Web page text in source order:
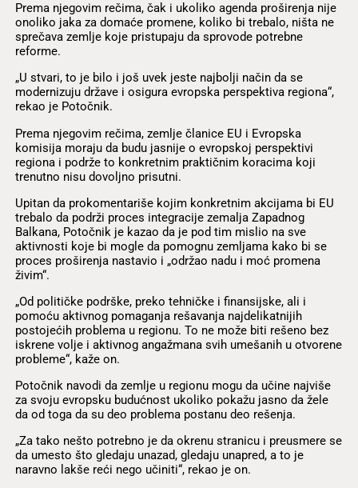
Prema njegovim rečima, čak i ukoliko agenda proširenja nije
onoliko jaka za domaće promene, koliko bi trebalo, ništa ne
sprečava zemlje koje pristupaju da sprovode potrebne
reforme.
„U stvari, to je bilo i još uvek jeste najbolji način da se
modernizuju države i osigura evropska perspektiva regiona“,
rekao je Potočnik.
Prema njegovim rečima, zemlje članice EU i Evropska
komisija moraju da budu jasnije o evropskoj perspektivi
regiona i podrže to konkretnim praktičnim koracima koji
trenutno nisu dovoljno prisutni.
Upitan da prokomentariše kojim konkretnim akcijama bi EU
trebalo da podrži proces integracije zemalja Zapadnog
Balkana, Potočnik je kazao da je pod tim mislio na sve
aktivnosti koje bi mogle da pomognu zemljama kako bi se
proces proširenja nastavio i „održao nadu i moć promena
živim“.
„Od političke podrške, preko tehničke i finansijske, ali i
pomoću aktivnog pomaganja rešavanja najdelikatnijih
postojećih problema u regionu. To ne može biti rešeno bez
iskrene volje i aktivnog angažmana svih umešanih u otvorene
probleme“, kaže on.
Potočnik navodi da zemlje u regionu mogu da učine najviše
za svoju evropsku budućnost ukoliko pokažu jasno da žele
da od toga da su deo problema postanu deo rešenja.
„Za tako nešto potrebno je da okrenu stranicu i preusmere se
da umesto što gledaju unazad, gledaju unapred, a to je
naravno lakše reći nego učiniti“, rekao je on.